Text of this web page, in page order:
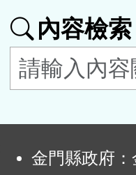
功
能
按
鈕
區
內容檢索
金門縣政府